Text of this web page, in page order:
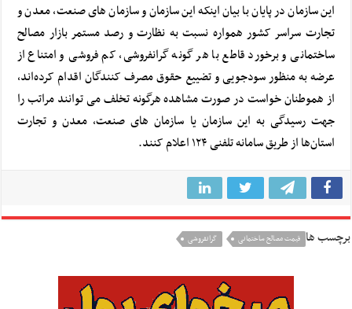
این سازمان در پایان با بیان اینکه این سازمان و سازمان های صنعت، معدن و
تجارت سراسر کشور همواره نسبت به نظارت و رصد مستمر بازار مصالح
ساختمانی و برخورد قاطع با هر گونه گرانفروشی، کم فروشی و امتناع از
عرضه به منظور سودجویی و تضییع حقوق مصرف کنندگان اقدام کرده‌اند،
از هموطنان خواست در صورت مشاهده هرگونه تخلف می توانند مراتب را
جهت رسیدگی به این سازمان یا سازمان های صنعت، معدن و تجارت
استان‌ها از طریق سامانه تلفنی ۱۲۴ اعلام کنند.
برچسب ها قيمت مصالح ساختمانی گرانفروشی